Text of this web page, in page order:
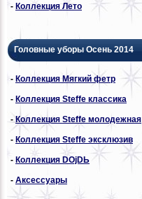
- Коллекция Лето
Головные уборы Осень 2014
- Коллекция Мягкий фетр
- Коллекция Steffe классика
-Коллекция Steffe молодежная
- Коллекция Steffe эксклюзив
- Коллекция DОjDЬ
- Аксессуары